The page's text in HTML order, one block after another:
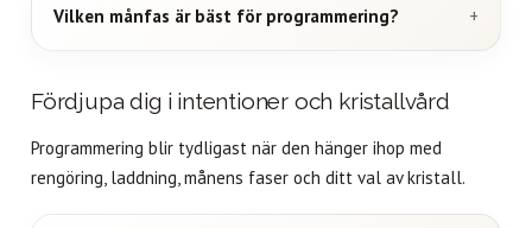
Vilken månfas är bäst för programmering?
Fördjupa dig i intentioner och kristallvård
Programmering blir tydligast när den hänger ihop med
rengöring, laddning, månens faser och ditt val av kristall.